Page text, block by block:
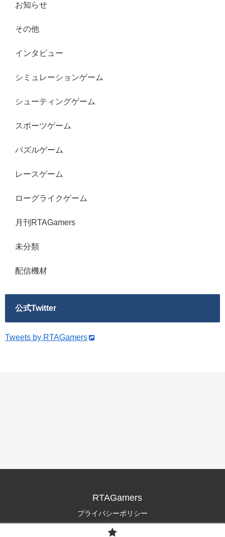
お知らせ
その他
インタビュー
シミュレーションゲーム
シューティングゲーム
スポーツゲーム
パズルゲーム
レースゲーム
ローグライクゲーム
月刊RTAGamers
未分類
配信機材
公式Twitter
Tweets by RTAGamers
RTAGamers
プライバシーポリシー
© 2019 RTAGamers.